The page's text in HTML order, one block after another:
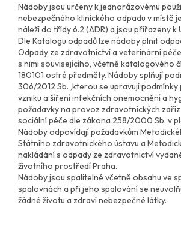
Nádoby jsou určeny k jednorázovému
nebezpečného klinického odpadu v místě
náleží do třídy 6.2 (ADR) a jsou přiřazeny k
Dle Katalogu odpadů lze nádoby plnit
Odpady ze zdravotnictví a veterinární
s nimi souvisejícího, včetně katalogového
180101 ostré předměty. Nádoby splňují
306/2012 Sb. ,kterou se upravují
vzniku a šíření infekčních onemocnění a
požadavky na provoz zdravotnických
sociální péče dle zákona 258/2000 Sb. v
Nádoby odpovídají požadavkům
Státního zdravotnického ústavu a
nakládání s odpady ze zdravotnictví
životního prostředí Praha.
Nádoby jsou spalitelné včetně obsahu ve
spalovnách a při jeho spalování se
žádné životu a zdraví nebezpečné látky.